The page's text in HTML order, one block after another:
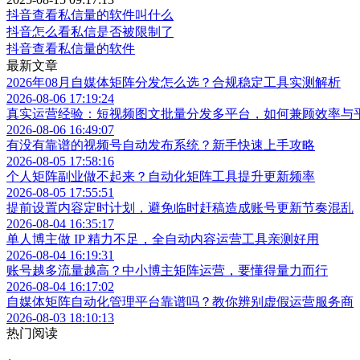
抖音查看私信量的软件叫什么
抖音怎么看私信是否被限制了
抖音查看私信量的软件
最新文章
2026年08月自媒体矩阵分发怎么选？合规稳定工具实测解析
2026-08-06 17:19:24
真实运营经验：短视频图文批量分发多平台，如何兼顾效率与
2026-08-06 16:49:07
有没有靠谱的视频号自动发布系统？新手快速上手攻略
2026-08-05 17:58:16
个人矩阵副业做不起来？自动化矩阵工具提升更新频率
2026-08-05 17:55:51
提前设置内容定时计划，避免临时赶稿造成账号更新节奏混乱
2026-08-04 16:35:17
单人博主做 IP 精力不足，全自动内容运营工具亲测好用
2026-08-04 16:19:31
账号越多流量越高？中小博主矩阵运营，要懂得量力而行
2026-08-04 16:17:02
自媒体矩阵自动化管理平台靠谱吗？教你辨别虚假运营服务商
2026-08-03 18:10:13
热门阅读